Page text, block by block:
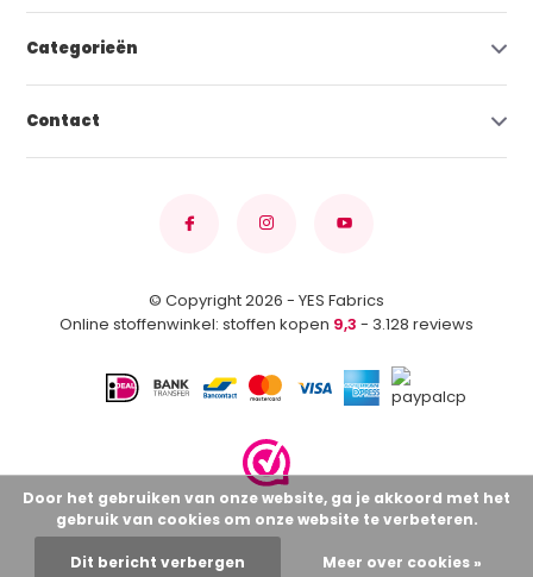
Categorieën
Contact
© Copyright 2026 - YES Fabrics
Online stoffenwinkel: stoffen kopen 9,3 - 3.128 reviews
Door het gebruiken van onze website, ga je akkoord met het
gebruik van cookies om onze website te verbeteren.
Dit bericht verbergen Meer over cookies »